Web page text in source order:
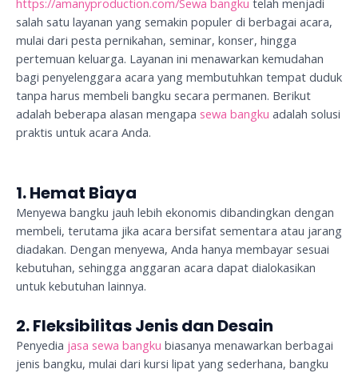
salah satu layanan yang semakin populer di berbagai acara,
mulai dari pesta pernikahan, seminar, konser, hingga
pertemuan keluarga. Layanan ini menawarkan kemudahan
bagi penyelenggara acara yang membutuhkan tempat duduk
tanpa harus membeli bangku secara permanen. Berikut
adalah beberapa alasan mengapa sewa bangku adalah solusi
praktis untuk acara Anda.
1. Hemat Biaya
Menyewa bangku jauh lebih ekonomis dibandingkan dengan
membeli, terutama jika acara bersifat sementara atau jarang
diadakan. Dengan menyewa, Anda hanya membayar sesuai
kebutuhan, sehingga anggaran acara dapat dialokasikan
untuk kebutuhan lainnya.
2. Fleksibilitas Jenis dan Desain
Penyedia jasa sewa bangku biasanya menawarkan berbagai
jenis bangku, mulai dari kursi lipat yang sederhana, bangku